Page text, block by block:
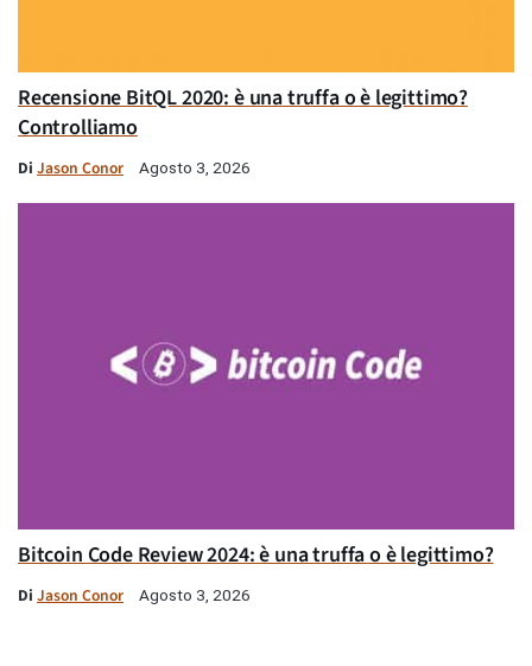
Recensione BitQL 2020: è una truffa o è legittimo?
Controlliamo
Di Jason Conor Agosto 3, 2026
Bitcoin Code Review 2024: è una truffa o è legittimo?
Di Jason Conor Agosto 3, 2026